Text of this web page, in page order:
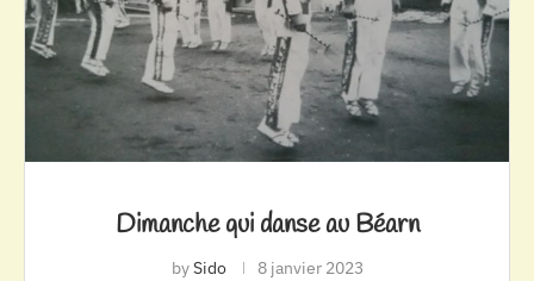
Dimanche qui danse au Béarn
bySido 8 janvier 2023